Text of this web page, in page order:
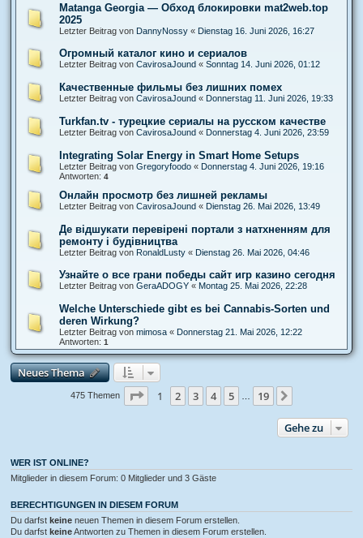
Matanga Georgia — Обход блокировки mat2web.top
2025
Letzter Beitrag von DannyNossy « Dienstag 16. Juni 2026, 16:27
Огромный каталог кино и сериалов
Letzter Beitrag von CavirosaJound « Sonntag 14. Juni 2026, 01:12
Качественные фильмы без лишних помех
Letzter Beitrag von CavirosaJound « Donnerstag 11. Juni 2026, 19:33
Turkfan.tv - турецкие сериалы на русском качестве
Letzter Beitrag von CavirosaJound « Donnerstag 4. Juni 2026, 23:59
Integrating Solar Energy in Smart Home Setups
Letzter Beitrag von Gregoryfoodo « Donnerstag 4. Juni 2026, 19:16
Antworten: 4
Онлайн просмотр без лишней рекламы
Letzter Beitrag von CavirosaJound « Dienstag 26. Mai 2026, 13:49
Де відшукати перевірені портали з натхненням для
ремонту і будівництва
Letzter Beitrag von RonaldLusty « Dienstag 26. Mai 2026, 04:46
Узнайте о все грани победы сайт игр казино сегодня
Letzter Beitrag von GeraADOGY « Montag 25. Mai 2026, 22:28
Welche Unterschiede gibt es bei Cannabis-Sorten und
deren Wirkung?
Letzter Beitrag von mimosa « Donnerstag 21. Mai 2026, 12:22
Antworten: 1
Neues Thema
475 Themen Seite 1von 19
1 2 3 4 5 19
Gehe zu
WER IST ONLINE?
Mitglieder in diesem Forum: 0 Mitglieder und 3 Gäste
BERECHTIGUNGEN IN DIESEM FORUM
Du darfst keine neuen Themen in diesem Forum erstellen.
Du darfst keineAntworten zu Themen in diesem Forum erstellen.